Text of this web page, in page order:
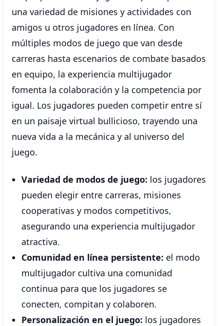
una variedad de misiones y actividades con
amigos u otros jugadores en línea. Con
múltiples modos de juego que van desde
carreras hasta escenarios de combate basados
​​en equipo, la experiencia multijugador
fomenta la colaboración y la competencia por
igual. Los jugadores pueden competir entre sí
en un paisaje virtual bullicioso, trayendo una
nueva vida a la mecánica y al universo del
juego.
Variedad de modos de juego: los jugadores
pueden elegir entre carreras, misiones
cooperativas y modos competitivos,
asegurando una experiencia multijugador
atractiva.
Comunidad en línea persistente: el modo
multijugador cultiva una comunidad
continua para que los jugadores se
conecten, compitan y colaboren.
Personalización en el juego: los jugadores